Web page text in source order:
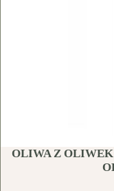
OLIWA Z